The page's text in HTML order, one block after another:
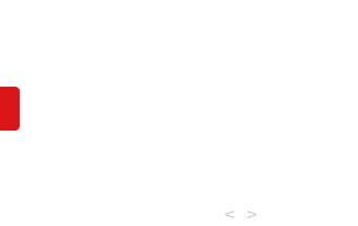
>
<